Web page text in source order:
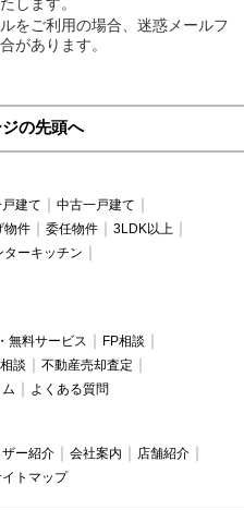
をご利用の場合、迷惑メールフ
があります。
の先頭へ
建て
中古一戸建て
物件 委任物件
3LDK以上
ターキッチン
無料サービス
FP相談
談
不動産売却査定
よくある質問
ー紹介 会社案内
店舗紹介
トマップ